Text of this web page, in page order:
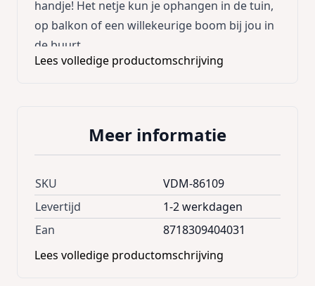
handje! Het netje kun je ophangen in de tuin,
op balkon of een willekeurige boom bij jou in
de buurt.
Lees volledige productomschrijving
Meer informatie
SKU
VDM-86109
Levertijd
1-2 werkdagen
Ean
8718309404031
Lees volledige productomschrijving